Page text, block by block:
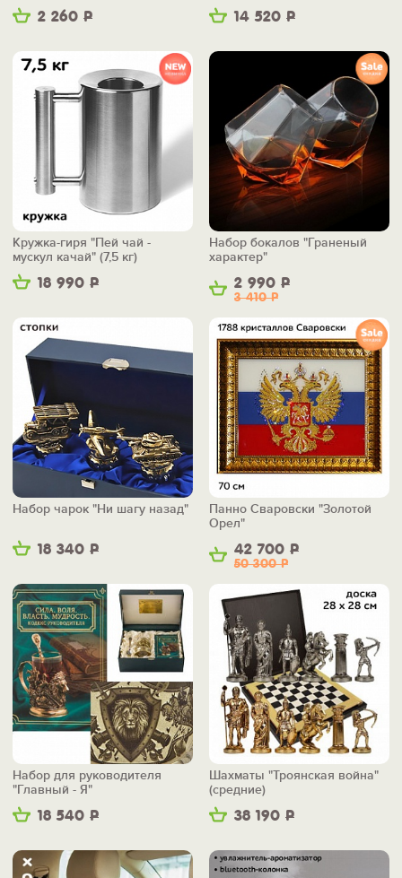
2 260 Р
14 520 Р
18 990 Р
Кружка-гиря "Пей чай -
мускул качай" (7,5 кг)
2 990 Р
3 410Р
Набор бокалов "Граненый
характер"
18 340 Р
Набор чарок "Ни шагу назад"
42 700 Р
50 300Р
Панно Сваровски "Золотой
Орел"
18 540 Р
Набор для руководителя
"Главный - Я"
38 190 Р
Шахматы "Троянская война"
(средние)